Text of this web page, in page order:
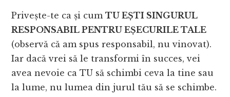
Privește-te ca și cumTU EȘTI SINGURUL
RESPONSABIL PENTRU EȘECURILE TALE
(observă că am spus responsabil, nu vinovat).
Iar dacă vrei să le transformi în succes, vei
avea nevoie ca TU să schimbi ceva la tine sau
la lume, nu lumea din jurul tău să se schimbe.